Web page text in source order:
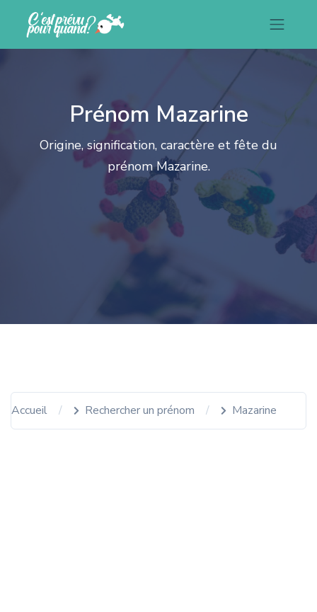
Prénom Mazarine
Origine, signification, caractère et fête du
prénom Mazarine.
Accueil Rechercher un prénom Mazarine